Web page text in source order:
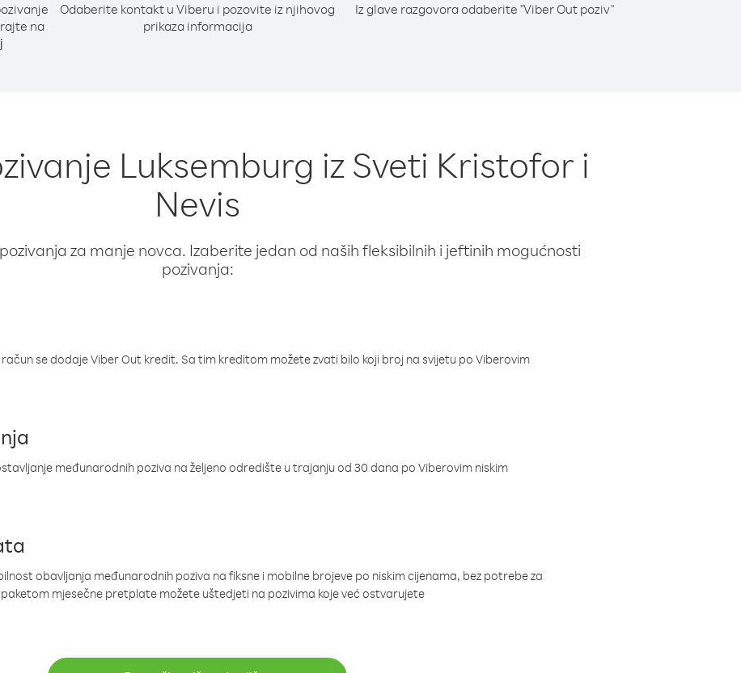
na
Odaberite kontakt u Viberu i pozovite iz njihovog
prikaza informacija
Iz glave razgovora odaberite "Viber Out poziv"
Luksemburg iz Sveti Kristofor i
Nevis
za manje novca. Izaberite jedan od naših fleksibilnih i jeftinih mogućnosti
pozivanja:
se dodaje Viber Out kredit. Sa tim kreditom možete zvati bilo koji broj na svijetu po Viberovim
međunarodnih poziva na željeno odredište u trajanju od 30 dana po Viberovim niskim
obavljanja međunarodnih poziva na fiksne i mobilne brojeve po niskim cijenama, bez potrebe za
mjesečne pretplate možete uštedjeti na pozivima koje već ostvarujete